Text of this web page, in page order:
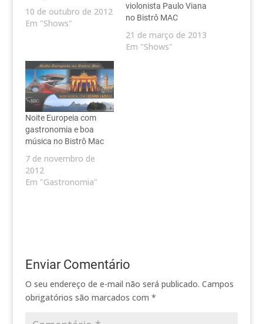
10 de outubro de 2012
Em "Shows"
violonista Paulo Viana
no Bistrô MAC
21 de março de 2013
Em "Shows"
Noite Europeia com
gastronomia e boa
música no Bistrô Mac
7 de novembro de
2012
Em "Gastronomia"
Enviar Comentário
O seu endereço de e-mail não será publicado. Campos
obrigatórios são marcados com *